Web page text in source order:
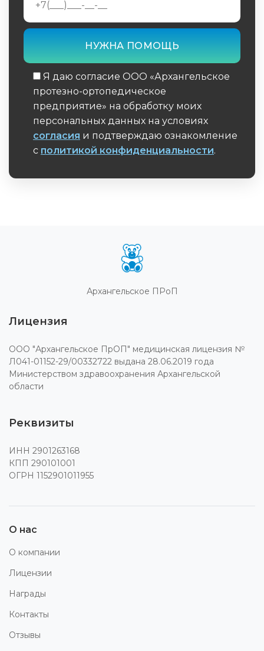
Я даю согласие ООО «Архангельское
протезно-ортопедическое
предприятие» на обработку моих
персональных данных на условиях
согласия и подтверждаю ознакомление
с политикой конфиденциальности.
Архангельское ПРоП
Лицензия
ООО "Архангельское ПрОП" медицинская лицензия №
Л041-01152-29/00332722 выдана 28.06.2019 года
Министерством здравоохранения Архангельской
области
Реквизиты
ИНН 2901263168
КПП 290101001
ОГРН 1152901011955
О нас
О компании
Лицензии
Награды
Контакты
Отзывы